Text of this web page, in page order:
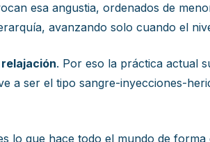
esa angustia, ordenados de
avanzando solo cuando el
. Por eso la práctica actual
a ser el tipo sangre-inyecciones-
lo que hace todo el mundo de